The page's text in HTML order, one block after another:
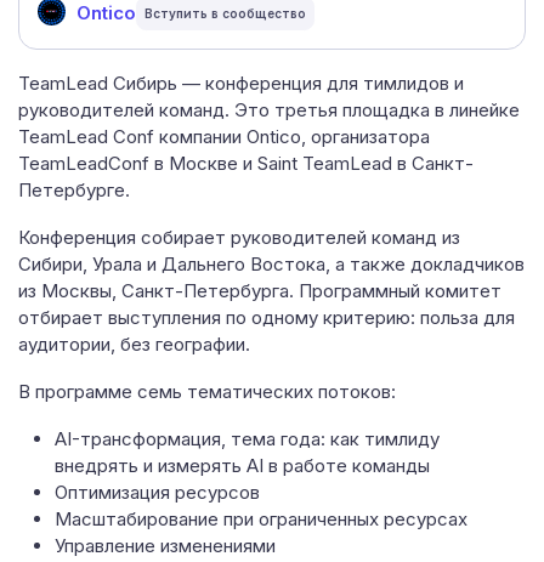
TeamLead Сибирь — конференция для тимлидов и
руководителей команд. Это третья площадка в линейке
TeamLead Conf компании Ontico, организатора
TeamLeadConf в Москве и Saint TeamLead в Санкт-
Петербурге.
Конференция собирает руководителей команд из
Сибири, Урала и Дальнего Востока, а также докладчиков
из Москвы, Санкт-Петербурга. Программный комитет
отбирает выступления по одному критерию: польза для
аудитории, без географии.
В программе семь тематических потоков:
AI-трансформация, тема года: как тимлиду
внедрять и измерять AI в работе команды
Оптимизация ресурсов
Масштабирование при ограниченных ресурсах
Управление изменениями
Ontico